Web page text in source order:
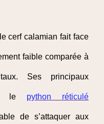
cerf calamian fait face
faible comparée à
Ses principaux
le python réticulé
de s’attaquer aux